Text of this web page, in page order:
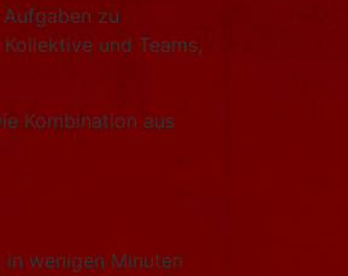
zu
und Teams,
Kombination aus
wenigen Minuten